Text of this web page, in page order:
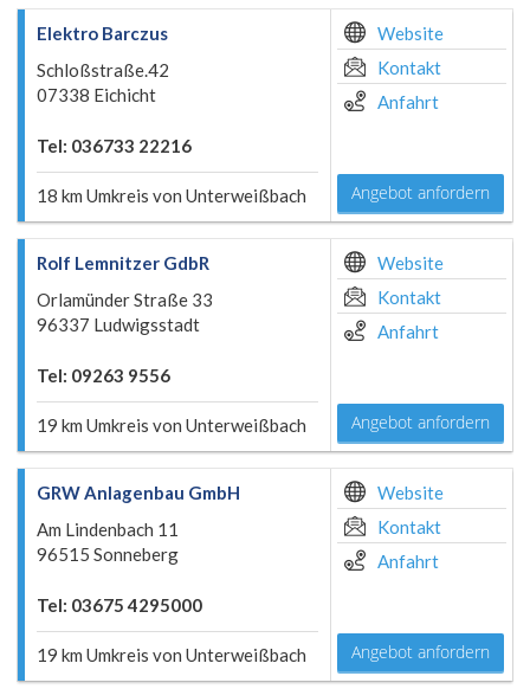
Elektro Barczus
Schloßstraße.42
07338 Eichicht
Tel: 036733 22216
18 km Umkreis von Unterweißbach
Website
Kontakt
Anfahrt
Angebot anfordern
Rolf Lemnitzer GdbR
Orlamünder Straße 33
96337 Ludwigsstadt
Tel: 09263 9556
19 km Umkreis von Unterweißbach
Website
Kontakt
Anfahrt
Angebot anfordern
GRW Anlagenbau GmbH
Am Lindenbach 11
96515 Sonneberg
Tel: 03675 4295000
19 km Umkreis von Unterweißbach
Website
Kontakt
Anfahrt
Angebot anfordern